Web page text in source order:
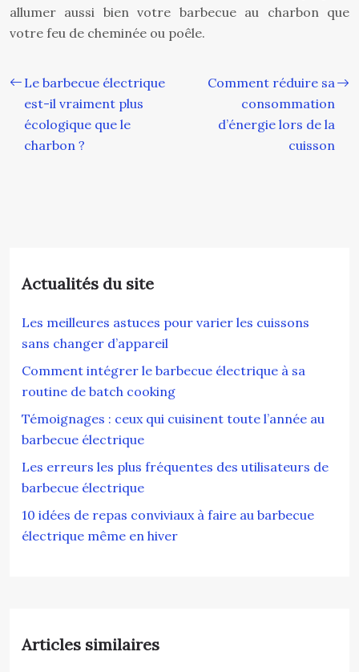
allumer aussi bien votre barbecue au charbon que
votre feu de cheminée ou poêle.
Le barbecue électrique
est-il vraiment plus
écologique que le
charbon ?
Comment réduire sa
consommation
d’énergie lors de la
cuisson
Actualités du site
Les meilleures astuces pour varier les cuissons
sans changer d’appareil
Comment intégrer le barbecue électrique à sa
routine de batch cooking
Témoignages : ceux qui cuisinent toute l’année au
barbecue électrique
Les erreurs les plus fréquentes des utilisateurs de
barbecue électrique
10 idées de repas conviviaux à faire au barbecue
électrique même en hiver
Articles similaires